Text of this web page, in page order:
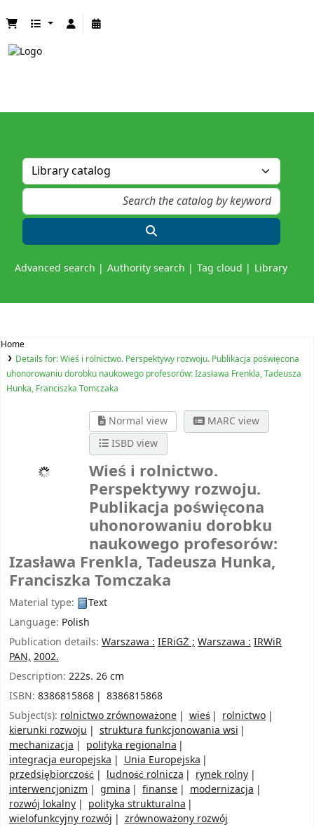
Advanced search Authority search Tag cloud Library
Home
Details for:Wieś i rolnictwo. Perspektywy rozwoju. Publikacja poświęcona
uhonorowaniu dorobku naukowego profesorów: Izasława Frenkla, Tadeusza
Hunka, Franciszka Tomczaka
Normal view
MARC view
ISBD view
Wieś i rolnictwo.
Perspektywy rozwoju.
Publikacja poświęcona
uhonorowaniu dorobku
naukowego profesorów:
Izasława Frenkla, Tadeusza Hunka,
Franciszka Tomczaka
Material type:
Text
Language: Polish
Publication details: Warszawa : IERiGŻ ; Warszawa : IRWiR
PAN, 2002.
Description: 222s. 26 cm
ISBN: 8386815868
8386815868
Subject(s): rolnictwo zrównoważone wieś
rolnictwo
kierunki rozwoju
struktura funkcjonowania wsi
mechanizacja
polityka regionalna
integracja europejska
Unia Europejska
przedsiębiorczość
ludność rolnicza
rynek rolny
interwencjonizm
gmina finanse
modernizacja
rozwój lokalny
polityka strukturalna
wielofunkcyjny rozwój
zrównoważony rozwój